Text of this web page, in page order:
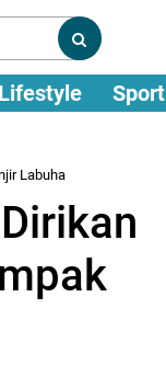
Lifestyle Sport
Labuha